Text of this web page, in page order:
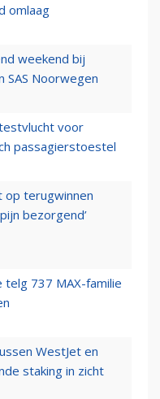
omlaag
weekend bij
SAS Noorwegen
voor
passagierstoestel
op terugwinnen
bezorgend’
telg 737 MAX-familie
WestJet en
staking in zicht